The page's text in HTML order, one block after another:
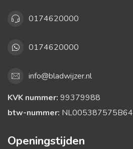
0174620000
0174620000
info@bladwijzer.nl
KVK nummer: 99379988
btw-nummer: NL005387575B64
Openingstijden